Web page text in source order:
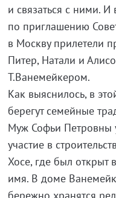
и связаться с ними.
по приглашению
в Москву прилетели
Питер, Натали и
Т.Ванемейкером.
Как выяснилось, в
берегут семейные
Муж Софьи Петровны
участие в
Хосе, где был открыт
имя. В доме
бережно хранятся